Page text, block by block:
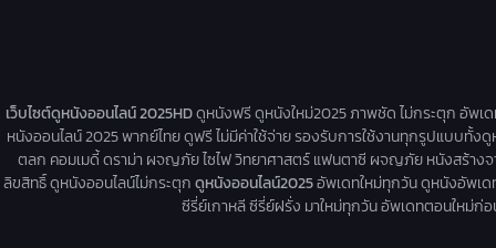
เว็บไซต์ดูหนังออนไลน์ 2025HDดูหนังฟรี ดูหนังใหม่2025 ภาพชัด ไม่กระตุก อัพเ
หนังออนไลน์ 2025 พากย์ไทย ดูฟรี ไม่มีค่าใช้จ่าย รองรับการใช้งานทุกรูปแบบทั้
ตลก คอมเมดี้ ดราม่า ผจญภัย ไซไฟ วิทยาศาสตร์ แฟนตาซี ผจญภัย หนังสร้างจ
ลิขสิทธิ์ ดูหนังออนไลน์ไม่กระตุกดูหนังออนไลน์2025อัพเดทใหม่ทุกวัน ดูหนังอัพเด
ซีรี่ย์เกาหลี ซีรี่ย์ฝรั่ง มาใหม่ทุกวัน อัพเดทตอนใหม่ก่